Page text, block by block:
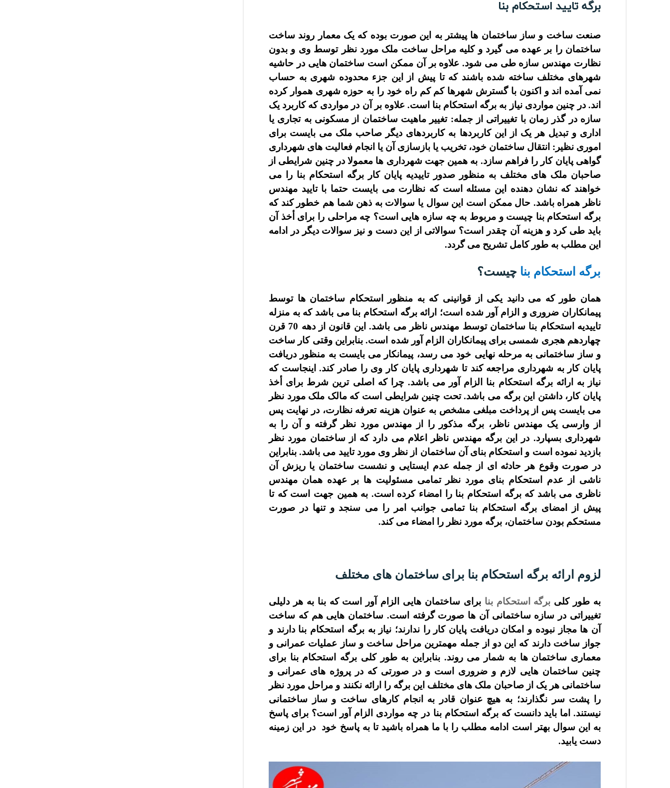
برگه تایید استحکام بنا
صنعت ساخت و ساز ساختمان ها پیشتر به این صورت بوده که یک معمار روند ساخت
ساختمان را بر عهده می گیرد و کلیه مراحل ساخت ملک مورد نظر توسط وی و بدون
نظارت مهندس سازه طی می شود. علاوه بر آن ممکن است ساختمان هایی در حاشیه
شهرهای مختلف ساخته شده باشند که تا پیش از این جزء محدوده شهری به حساب
نمی آمده اند و اکنون با گسترش شهرها کم کم راه خود را به حوزه شهری هموار کرده
اند. در چنین مواردی نیاز به برگه استحکام بنا است. علاوه بر آن در مواردی که کاربرد یک
سازه در گذر زمان با تغییراتی از جمله: تغییر ماهیت ساختمان از مسکونی به تجاری یا
اداری و تبدیل هر یک از این کاربردها به کاربردهای دیگر صاحب ملک می بایست برای
اموری نظیر: انتقال ساختمان خود، تخریب یا بازسازی آن یا انجام فعالیت های شهرداری
گواهی پایان کار را فراهم سازد. به همین جهت شهرداری ها معمولا در چنین شرایطی از
صاحبان ملک های مختلف به منظور صدور تاییدیه پایان کار برگه استحکام بنا را می
خواهند که نشان دهنده این مسئله است که نظارت می بایست حتما با تایید مهندس
ناظر همراه باشد. حال ممکن است این سوال یا سوالات به ذهن شما هم خطور کند که
برگه استحکام بنا چیست و مربوط به چه سازه هایی است؟ چه مراحلی را برای أخذ آن
باید طی کرد و هزینه آن چقدر است؟ سوالاتی از این دست و نیز سوالات دیگر در ادامه
این مطلب به طور کامل تشریح می گردد.
برگه استحکام بنا چیست؟
همان طور که می دانید یکی از قوانینی که به منظور استحکام ساختمان ها توسط
پیمانکاران ضروری و الزام آور شده است؛ ارائه برگه استحکام بنا می باشد که به منزله
تاییدیه استحکام بنا
ساختمان توسط مهندس ناظر می باشد. این قانون از دهه 70 قرن
چهاردهم هجری شمسی برای پیمانکاران الزام آور شده است. بنابراین وقتی کار ساخت
و ساز ساختمانی به مرحله نهایی خود می رسد، پیمانکار می بایست به منظور دریافت
پایان کار به شهرداری مراجعه کند تا شهرداری پایان کار وی را صادر کند. اینجاست که
نیاز به ارائه برگه استحکام بنا الزام آور می باشد. چرا که اصلی ترین شرط برای
أخذ
پایان کار ، داشتن این برگه می باشد. تحت چنین شرایطی است که مالک ملک مورد نظر
می بایست پس از پرداخت مبلغی مشخص به عنوان هزینه تعرفه نظارت، در نهایت پس
از وارسی یک مهندس ناظر، برگه مذکور را از مهندس مورد نظر گرفته و آن را به
شهرداری بسپارد. در این برگه مهندس ناظر اعلام می دارد که از ساختمان مورد نظر
بازدید نموده است و استحکام بنای آن ساختمان از نظر وی مورد تایید می باشد. بنابراین
در صورت وقوع هر حادثه ای از جمله عدم ایستایی و نشست ساختمان یا ریزش آن
ناشی از عدم استحکام بنای مورد نظر تمامی مسئولیت ها بر عهده همان مهندس
ناظری می باشد که برگه استحکام بنا را امضاء کرده است. به همین جهت است که تا
پیش از امضای برگه استحکام بنا تمامی جوانب امر را می سنجد و تنها در صورت
مستحکم بودن ساختمان، برگه مورد نظر را امضاء می کند.
لزوم ارائه برگه استحکام بنا برای ساختمان های مختلف
به طور کلی برگه استحکام بنا برای ساختمان هایی الزام آور است که بنا به هر دلیلی
تغییراتی در سازه ساختمانی آن ها صورت گرفته است. ساختمان هایی هم که ساخت
آن ها مجاز نبوده و امکان دریافت پایان کار را ندارند؛ نیاز به برگه استحکام بنا دارند و
جواز ساخت دارند که این دو از جمله مهمترین مراحل ساخت و ساز عملیات عمرانی و
معماری ساختمان ها به شمار می روند. بنابراین به طور کلی برگه استحکام بنا برای
چنین ساختمان هایی لازم و ضروری است و در صورتی که در پروژه های عمرانی و
ساختمانی هر یک از صاحبان ملک های مختلف این برگه را ارائه نکنند و مراحل مورد نظر
را پشت سر نگذارند؛ به هیچ عنوان قادر به انجام کارهای ساخت و ساز ساختمانی
نیستند. اما باید دانست که برگه استحکام بنا در چه مواردی الزام آور است؟ برای پاسخ
به این سوال بهتر است ادامه مطلب را با ما همراه باشید تا به پاسخ خود در این زمینه
دست یابید.